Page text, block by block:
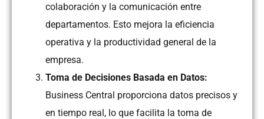
colaboración y la comunicación entre
departamentos. Esto mejora la eficiencia
operativa y la productividad general de la
empresa.
Toma de Decisiones Basada en Datos:
Business Central proporciona datos precisos y
en tiempo real, lo que facilita la toma de